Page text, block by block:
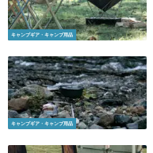
キャンプギア・キャンプ用品
キャンプギア・キャンプ用品